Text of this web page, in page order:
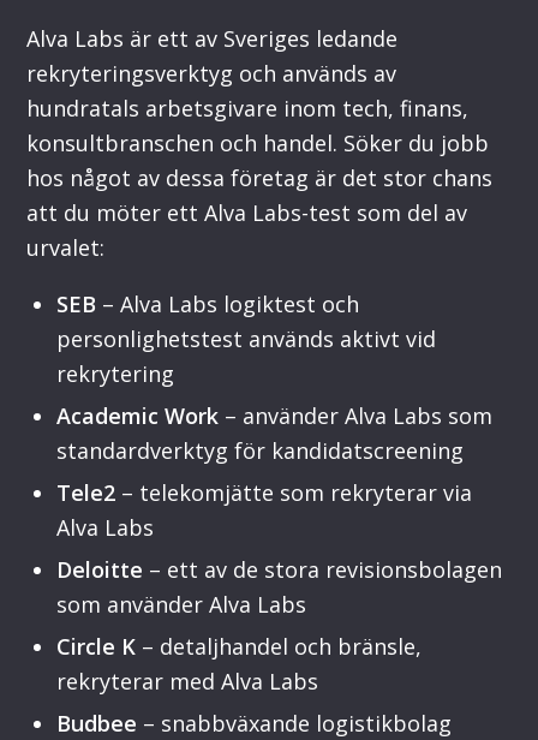
Alva Labs är ett av Sveriges ledande
rekryteringsverktyg och används av
hundratals arbetsgivare inom tech, finans,
konsultbranschen och handel. Söker du jobb
hos något av dessa företag är det stor chans
att du möter ett Alva Labs-test som del av
urvalet:
SEB – Alva Labs logiktest och
personlighetstest används aktivt vid
rekrytering
Academic Work – använder Alva Labs som
standardverktyg för kandidatscreening
Tele2 – telekomjätte som rekryterar via
Alva Labs
Deloitte – ett av de stora revisionsbolagen
som använder Alva Labs
Circle K – detaljhandel och bränsle,
rekryterar med Alva Labs
Budbee – snabbväxande logistikbolag